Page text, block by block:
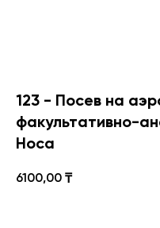
123 - Посев на
факультативно-
Носа
6100,00 ₸